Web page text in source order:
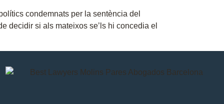
condemnats per la sentència del
decidir si als mateixos se’ls hi concedia el